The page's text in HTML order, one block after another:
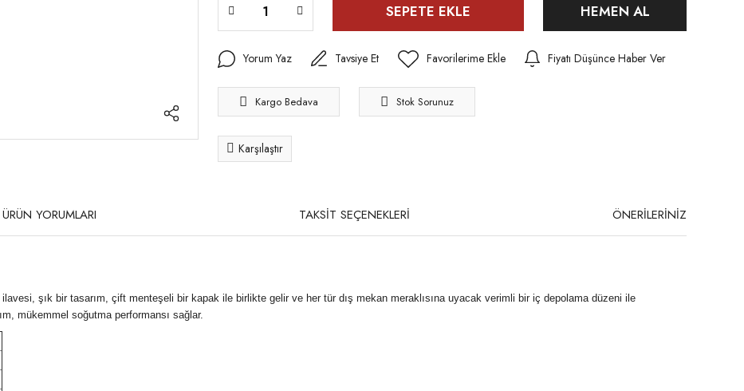
SEPETE EKLE HEMEN AL
Yorum Yaz Tavsiye Et Fiyatı Düşünce Haber Ver
Kargo Bedava Stok Sorunuz
Karşılaştır
ÜRÜN YORUMLARI TAKSİT SEÇENEKLERİ ÖNERİLERİNİZ
şık bir tasarım, çift menteşeli bir kapak ile birlikte gelir ve her tür dış mekan meraklısına uyacak verimli bir iç depolama düzeni ile
mükemmel soğutma performansı sağlar.